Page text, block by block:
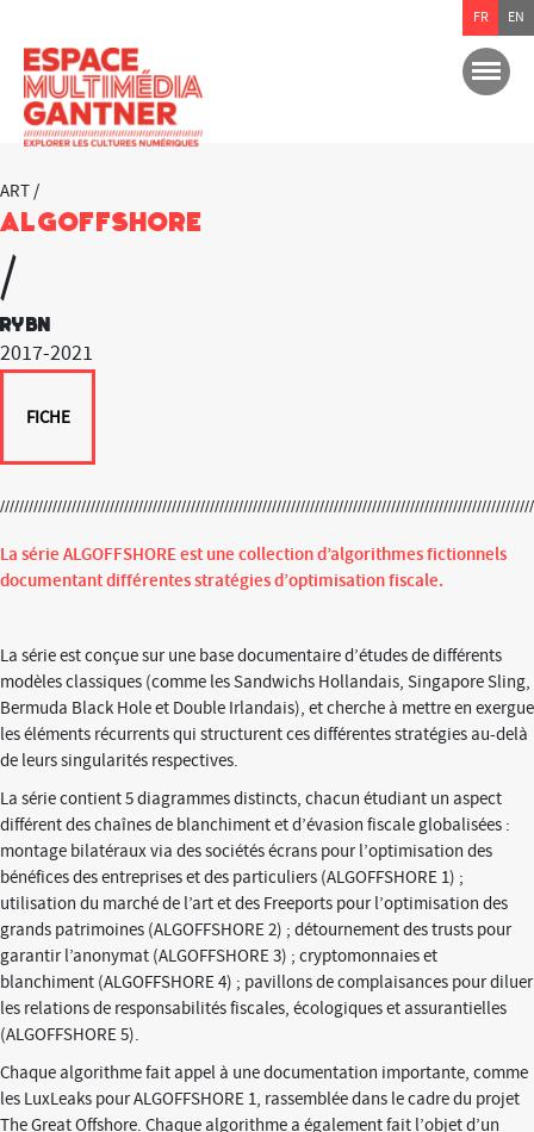
ART /
Algoffshore
/
RYBN
2017-2021
FICHE
La série ALGOFFSHORE est une collection d’algorithmes fictionnels
documentant différentes stratégies d’optimisation fiscale.
La série est conçue sur une base documentaire d’études de différents
modèles classiques (comme les Sandwichs Hollandais, Singapore Sling,
Bermuda Black Hole et Double Irlandais), et cherche à mettre en exergue
les éléments récurrents qui structurent ces différentes stratégies au-delà
de leurs singularités respectives.
La série contient 5 diagrammes distincts, chacun étudiant un aspect
différent des chaînes de blanchiment et d’évasion fiscale globalisées :
montage bilatéraux via des sociétés écrans pour l’optimisation des
bénéfices des entreprises et des particuliers (ALGOFFSHORE 1) ;
utilisation du marché de l’art et des Freeports pour l’optimisation des
grands patrimoines (ALGOFFSHORE 2) ; détournement des trusts pour
garantir l’anonymat (ALGOFFSHORE 3) ; cryptomonnaies et
blanchiment (ALGOFFSHORE 4) ; pavillons de complaisances pour diluer
les relations de responsabilités fiscales, écologiques et assurantielles
(ALGOFFSHORE 5).
Chaque algorithme fait appel à une documentation importante, comme
les LuxLeaks pour ALGOFFSHORE 1, rassemblée dans le cadre du projet
The Great Offshore. Chaque algorithme a également fait l’objet d’un
FR EN